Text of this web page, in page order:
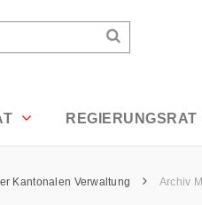
Suchen
REGIERUNGSRAT
Kantonalen Verwaltung Archiv